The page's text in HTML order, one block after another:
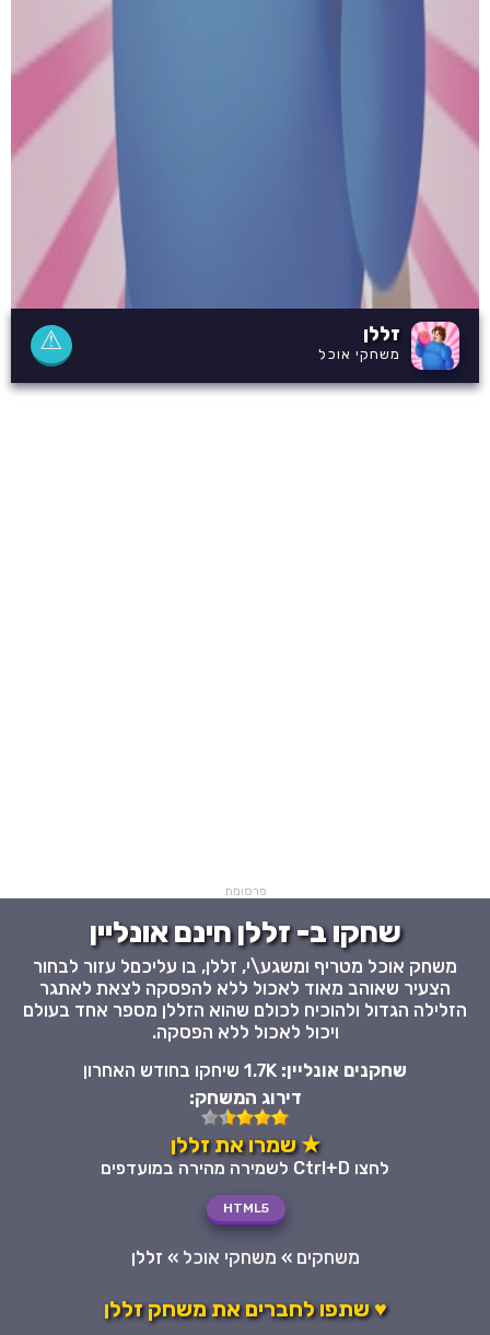
זללן
משחקי אוכל ⚠
פרסומת
שחקו ב- זללן חינם אונליין
משחק אוכל מטריף ומשגע\י, זללן, בו עליכםל עזור לבחור
הצעיר שאוהב מאוד לאכול ללא להפסקה לצאת לאתגר
הזלילה הגדול ולהוכיח לכולם שהוא הזללן מספר אחד בעולם
ויכול לאכול ללא הפסקה.
שחקנים אונליין: 1.7K שיחקו בחודש האחרון
דירוג המשחק:
★ שמרו את זללן
לחצו Ctrl+D לשמירה מהירה במועדפים
HTML5
משחקים » משחקי אוכל » זללן
♥ שתפו לחברים את משחק זללן